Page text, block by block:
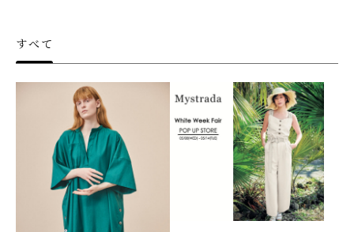
Brand News
Our Purpose
Sustainability
会社情報
すべて